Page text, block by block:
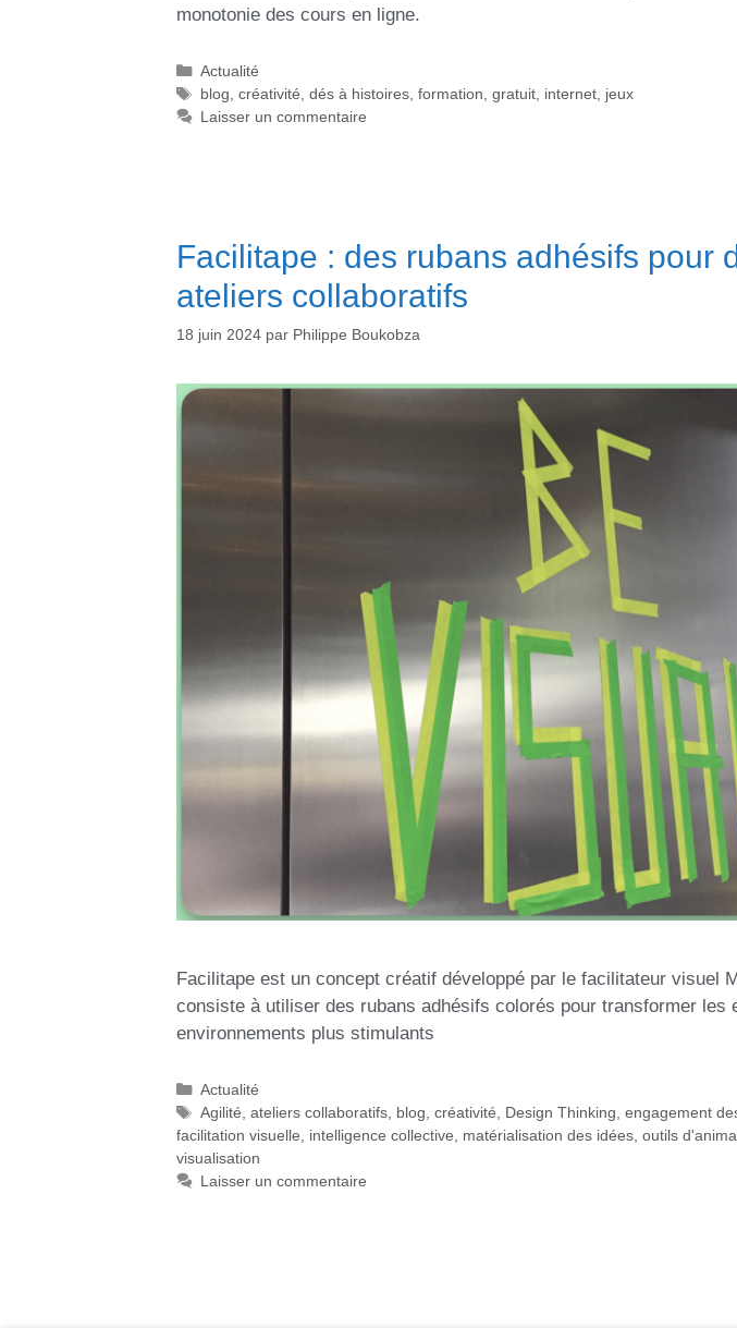
monotonie des cours en ligne.
Actualité
blog créativité dés à histoires, formation gratuit, internet, jeux
Laisser un commentaire
Facilitape : des rubans adhésifs pour
ateliers collaboratifs
18 juin 2024 par Philippe Boukobza
Facilitape est un concept créatif développé par le facilitateur visuel
consiste à utiliser des rubans adhésifs colorés pour transformer les
environnements plus stimulants
Actualité
Agilité ateliers collaboratifs, blog créativité Design Thinking engagement
facilitation visuelle
intelligence collective matérialisation des idées outils
visualisation
Laisser un commentaire